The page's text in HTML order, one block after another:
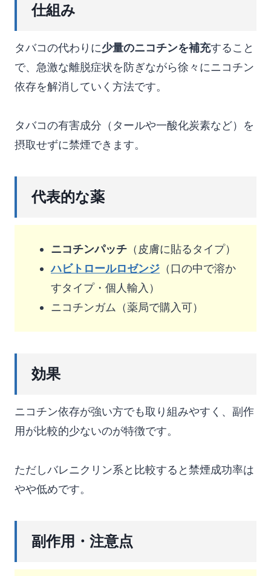
仕組み
タバコの代わりに少量のニコチンを補充すること
で、急激な離脱症状を防ぎながら徐々にニコチン
依存を解消していく方法です。
タバコの有害成分（タールや一酸化炭素など）を
摂取せずに禁煙できます。
代表的な薬
ニコチンパッチ （皮膚に貼るタイプ）
ハビトロールロゼンジ （口の中で溶か
すタイプ・個人輸入）
ニコチンガム（薬局で購入可）
効果
ニコチン依存が強い方でも取り組みやすく、副作
用が比較的少ないのが特徴です。
ただしバレニクリン系と比較すると禁煙成功率は
やや低めです。
副作用・注意点